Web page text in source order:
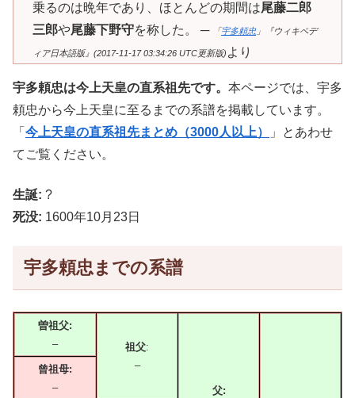
乗るのは晩年であり、ほとんどの期間は尾藤二郎
三郎や尾藤下野守を称した。 ─ 「 宇多頼忠」『ウィキペデ
ィア日本語版』(2017-11-17 03:34:26 UTC更新版) より
宇多頼忠は今上天皇の直系祖先です。 本ページでは、宇多
頼忠から今上天皇に至るまでの系譜を掲載しています。
「 今上天皇の直系祖先まとめ（3000人以上）
」とあわせ
てご覧ください。
生誕: ?
死没: 1600年10月23日
宇多頼忠までの系譜
曽祖父:
–
祖父:
–
父:
曾祖母:
–